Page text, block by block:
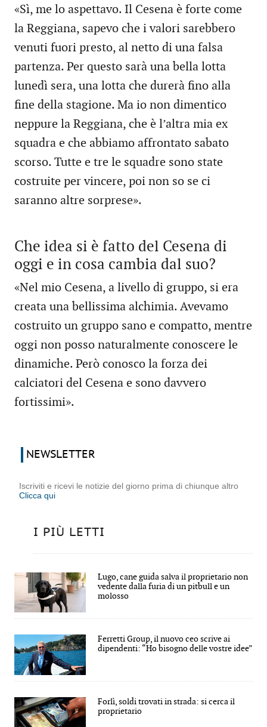
«Sì, me lo aspettavo. Il Cesena è forte come
la Reggiana, sapevo che i valori sarebbero
venuti fuori presto, al netto di una falsa
partenza. Per questo sarà una bella lotta
lunedì sera, una lotta che durerà fino alla
fine della stagione. Ma io non dimentico
neppure la Reggiana, che è l’altra mia ex
squadra e che abbiamo affrontato sabato
scorso. Tutte e tre le squadre sono state
costruite per vincere, poi non so se ci
saranno altre sorprese».
Che idea si è fatto del Cesena di
oggi e in cosa cambia dal suo?
«Nel mio Cesena, a livello di gruppo, si era
creata una bellissima alchimia. Avevamo
costruito un gruppo sano e compatto, mentre
oggi non posso naturalmente conoscere le
dinamiche. Però conosco la forza dei
calciatori del Cesena e sono davvero
fortissimi».
NEWSLETTER
Iscriviti e ricevi le notizie del giorno prima di chiunque altro
Clicca qui
I PIÙ LETTI
Lugo, cane guida salva il proprietario non
vedente dalla furia di un pitbull e un
molosso
Ferretti Group, il nuovo ceo scrive ai
dipendenti: “Ho bisogno delle vostre idee”
Forlì, soldi trovati in strada: si cerca il
proprietario